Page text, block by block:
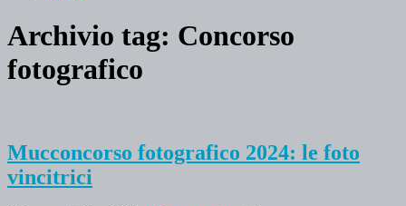
Archivio tag: Concorso
fotografico
Mucconcorso fotografico 2024: le foto
vincitrici